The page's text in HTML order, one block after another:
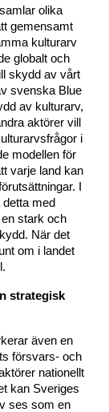
olika
gemensamt
kulturarv
globalt och
skydd av vårt
svenska Blue
av kulturarv,
aktörer vill
i
modellen för
varje land kan
I
med
stark och
När det
om i landet
strategisk
även en
försvars- och
nationellt
kan Sveriges
ses som en